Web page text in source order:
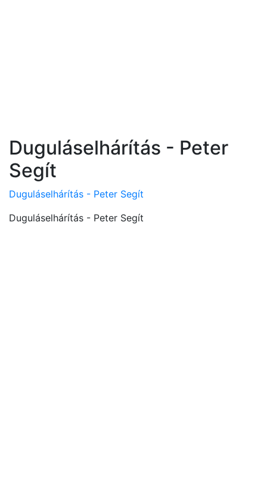
Duguláselhárítás - Peter
Segít
Duguláselhárítás - Peter Segít
Duguláselhárítás - Peter Segít